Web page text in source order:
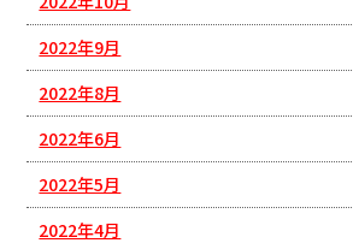
2022年9月
2022年8月
2022年6月
2022年5月
2022年4月